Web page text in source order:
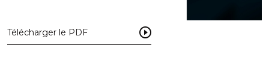
Télécharger le PDF